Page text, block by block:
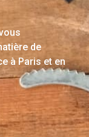
de
à Paris et en